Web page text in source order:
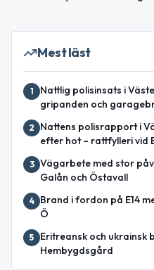
Mest läst
1
Nattlig polisinsats i
gripanden och
2
Nattens polisrapport i
efter hot – rattfylleri vid
3 Vägarbete med stor
Galån och Östavall
4
Brand i fordon på E14
Ö
5
Eritreansk och ukrainsk
Hembygdsgård